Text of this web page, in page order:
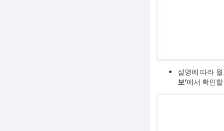
설명에 따라
보’에서 확인